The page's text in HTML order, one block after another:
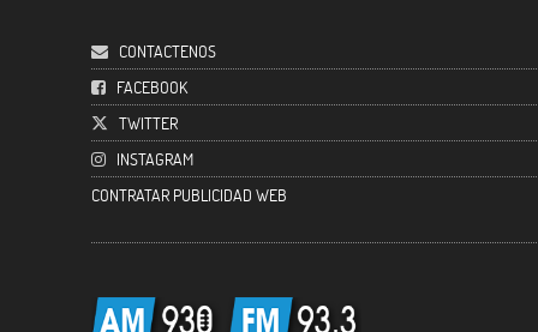
CONTACTENOS
FACEBOOK
TWITTER
INSTAGRAM
CONTRATAR PUBLICIDAD WEB